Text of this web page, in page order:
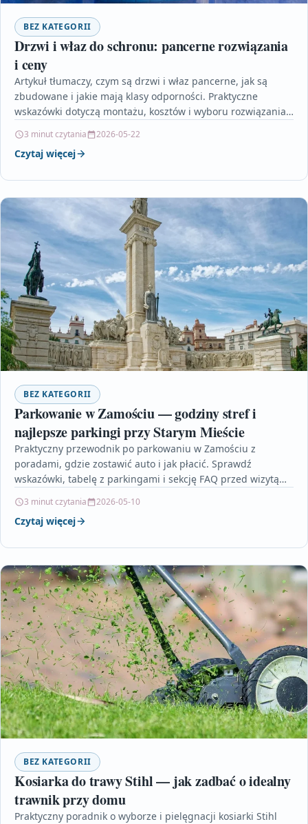
BEZ KATEGORII
Drzwi i właz do schronu: pancerne rozwiązania
i ceny
Artykuł tłumaczy, czym są drzwi i właz pancerne, jak są
zbudowane i jakie mają klasy odporności. Praktyczne
wskazówki dotyczą montażu, kosztów i wyboru rozwiązania…
3 minut czytania 2026-05-22
Czytaj więcej
BEZ KATEGORII
Parkowanie w Zamościu — godziny stref i
najlepsze parkingi przy Starym Mieście
Praktyczny przewodnik po parkowaniu w Zamościu z
poradami, gdzie zostawić auto i jak płacić. Sprawdź
wskazówki, tabelę z parkingami i sekcję FAQ przed wizytą…
3 minut czytania 2026-05-10
Czytaj więcej
BEZ KATEGORII
Kosiarka do trawy Stihl — jak zadbać o idealny
trawnik przy domu
Praktyczny poradnik o wyborze i pielęgnacji kosiarki Stihl